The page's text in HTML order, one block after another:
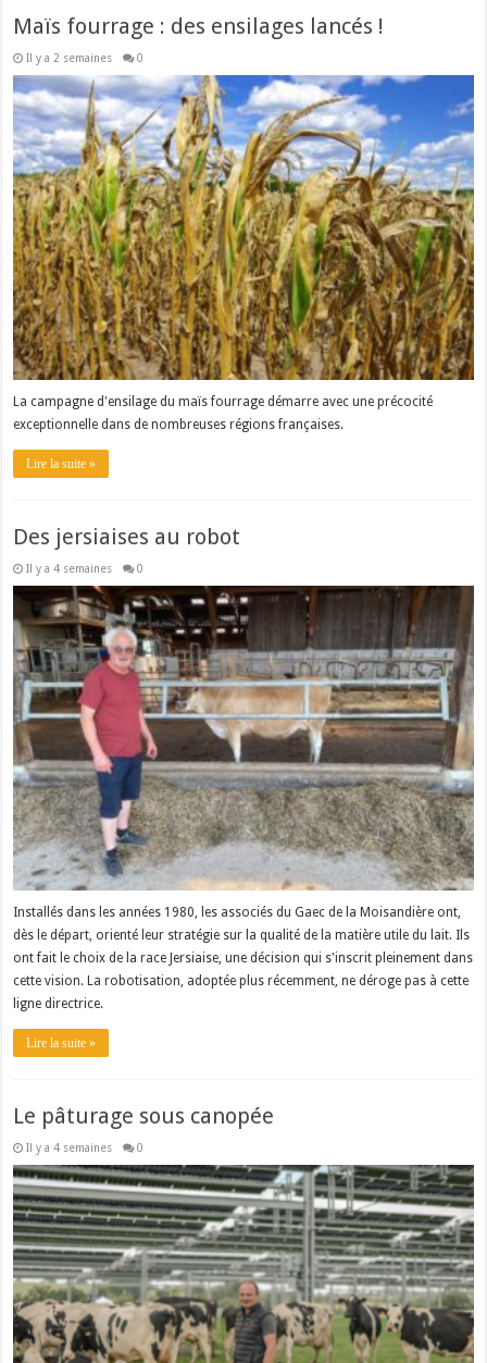
Maïs fourrage : des ensilages lancés !
Il y a 2 semaines 0
La campagne d'ensilage du maïs fourrage démarre avec une précocité
exceptionnelle dans de nombreuses régions françaises.
Lire la suite »
Des jersiaises au robot
Il y a 4 semaines 0
Installés dans les années 1980, les associés du Gaec de la Moisandière ont,
dès le départ, orienté leur stratégie sur la qualité de la matière utile du lait. Ils
ont fait le choix de la race Jersiaise, une décision qui s'inscrit pleinement dans
cette vision. La robotisation, adoptée plus récemment, ne déroge pas à cette
ligne directrice.
Lire la suite »
Le pâturage sous canopée
Il y a 4 semaines 0